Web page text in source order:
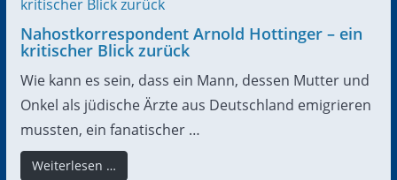
Nahostkorrespondent Arnold Hottinger – ein
kritischer Blick zurück
Wie kann es sein, dass ein Mann, dessen Mutter und
Onkel als jüdische Ärzte aus Deutschland emigrieren
mussten, ein fanatischer …
Weiterlesen …